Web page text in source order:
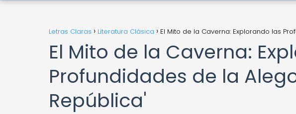
Letras Claras Literatura Clásica El Mito de la Caverna: Explorando las
El Mito de la Caverna:
Profundidades de la
República'